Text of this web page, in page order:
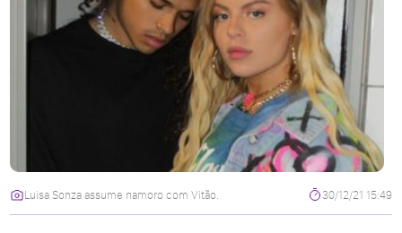
Luisa Sonza assume namoro com Vitão. 30/12/21 15:49